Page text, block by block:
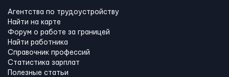
Агентства по трудоустройству
Найти на карте
Форум о работе за границей
Найти работника
Справочник профессий
Статистика зарплат
Полезные статьи